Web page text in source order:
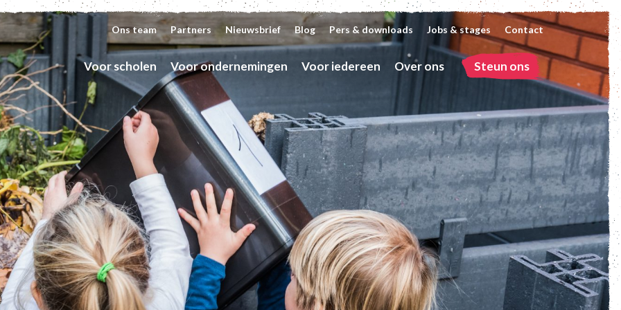
Ons team Partners Nieuwsbrief Blog Pers & downloads Jobs & stages Contact
Voor scholen Voor ondernemingen Voor iedereen Over ons Steun ons